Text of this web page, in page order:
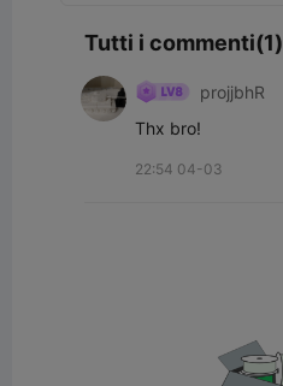
Tutti i commenti(1)
projjbhR
Thx bro!
22:54 04-03